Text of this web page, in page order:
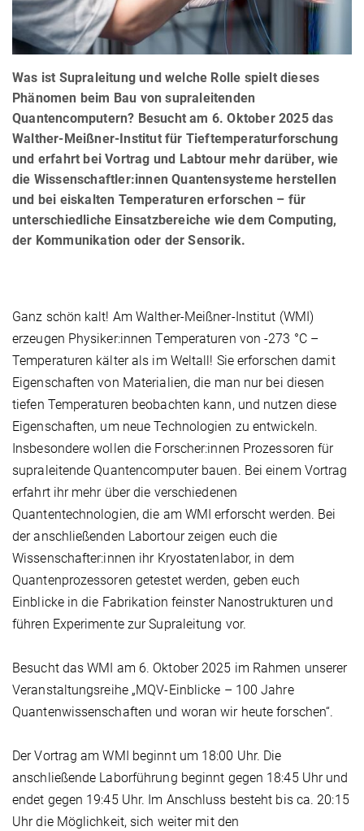
Was ist Supraleitung und welche Rolle spielt dieses
Phänomen beim Bau von supraleitenden
Quantencomputern? Besucht am 6. Oktober 2025 das
Walther-Meißner-Institut für Tieftemperaturforschung
und erfahrt bei Vortrag und Labtour mehr darüber, wie
die Wissenschaftler:innen Quantensysteme herstellen
und bei eiskalten Temperaturen erforschen – für
unterschiedliche Einsatzbereiche wie dem Computing,
der Kommunikation oder der Sensorik.
Ganz schön kalt! Am Walther-Meißner-Institut (WMI)
erzeugen Physiker:innen Temperaturen von -273 °C –
Temperaturen kälter als im Weltall! Sie erforschen damit
Eigenschaften von Materialien, die man nur bei diesen
tiefen Temperaturen beobachten kann, und nutzen diese
Eigenschaften, um neue Technologien zu entwickeln.
Insbesondere wollen die Forscher:innen Prozessoren für
supraleitende Quantencomputer bauen. Bei einem Vortrag
erfahrt ihr mehr über die verschiedenen
Quantentechnologien, die am WMI erforscht werden. Bei
der anschließenden Labortour zeigen euch die
Wissenschafter:innen ihr Kryostatenlabor, in dem
Quantenprozessoren getestet werden, geben euch
Einblicke in die Fabrikation feinster Nanostrukturen und
führen Experimente zur Supraleitung vor.
Besucht das WMI am 6. Oktober 2025 im Rahmen unserer
Veranstaltungsreihe „MQV-Einblicke – 100 Jahre
Quantenwissenschaften und woran wir heute forschen“.
Der Vortrag am WMI beginnt um 18:00 Uhr. Die
anschließende Laborführung beginnt gegen 18:45 Uhr und
endet gegen 19:45 Uhr. Im Anschluss besteht bis ca. 20:15
Uhr die Möglichkeit, sich weiter mit den